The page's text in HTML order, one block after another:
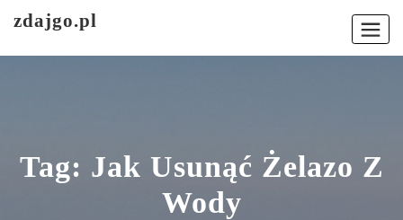
zdajgo.pl
Tag: Jak Usunąć Żelazo Z
Wody